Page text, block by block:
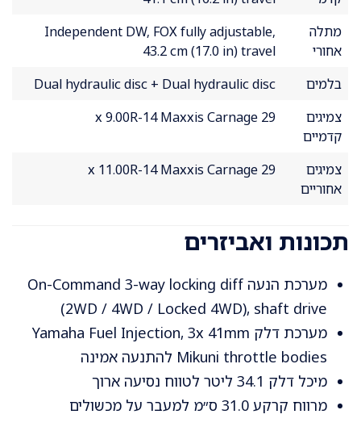
מתלה
אחורי
Independent DW, FOX fully adjustable,
43.2 cm (17.0 in) travel
בלמים
Dual hydraulic disc + Dual hydraulic disc
צמיגים
קדמיים
29 x 9.00R-14 Maxxis Carnage
צמיגים
אחוריים
29 x 11.00R-14 Maxxis Carnage
תכונות ואביזרים
מערכת הנעה On-Command 3-way locking diff
(2WD / 4WD / Locked 4WD), shaft drive
מערכת דלק Yamaha Fuel Injection, 3x 41mm
Mikuni throttle bodies להתנעה אמינה
מיכל דלק 34.1 ליטר לטווח נסיעה ארוך
מרווח קרקע 31.0 ס״מ למעבר על מכשולים